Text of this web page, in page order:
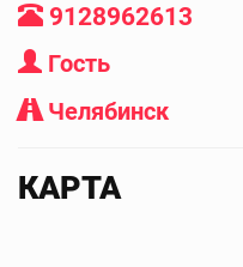
9128962613
Гость
Челябинск
КАРТА